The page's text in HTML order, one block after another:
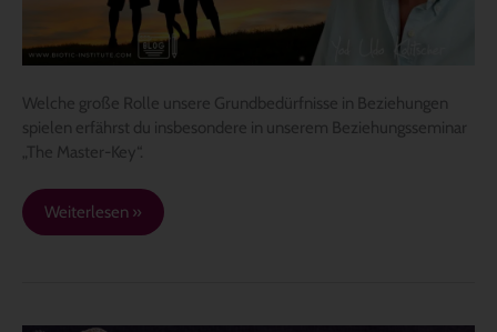
Welche große Rolle unsere Grundbedürfnisse in Beziehungen
spielen erfährst du insbesondere in unserem Beziehungsseminar
„The Master-Key“.
Weiterlesen »